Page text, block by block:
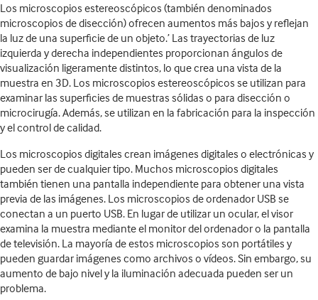
Los microscopios estereoscópicos (también denominados
microscopios de disección) ofrecen aumentos más bajos y reflejan
la luz de una superficie de un objeto.’ Las trayectorias de luz
izquierda y derecha independientes proporcionan ángulos de
visualización ligeramente distintos, lo que crea una vista de la
muestra en 3D. Los microscopios estereoscópicos se utilizan para
examinar las superficies de muestras sólidas o para disección o
microcirugía. Además, se utilizan en la fabricación para la inspección
y el control de calidad.
Los microscopios digitales crean imágenes digitales o electrónicas y
pueden ser de cualquier tipo. Muchos microscopios digitales
también tienen una pantalla independiente para obtener una vista
previa de las imágenes. Los microscopios de ordenador USB se
conectan a un puerto USB. En lugar de utilizar un ocular, el visor
examina la muestra mediante el monitor del ordenador o la pantalla
de televisión. La mayoría de estos microscopios son portátiles y
pueden guardar imágenes como archivos o vídeos. Sin embargo, su
aumento de bajo nivel y la iluminación adecuada pueden ser un
problema.